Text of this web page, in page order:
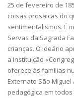
25 de fevereiro de
coisas prosaicas do
sentimentalismos. É
Servas da Sagrada
crianças. O ideário
a Instituição
oferece às famílias
Externato São
pedagógica em